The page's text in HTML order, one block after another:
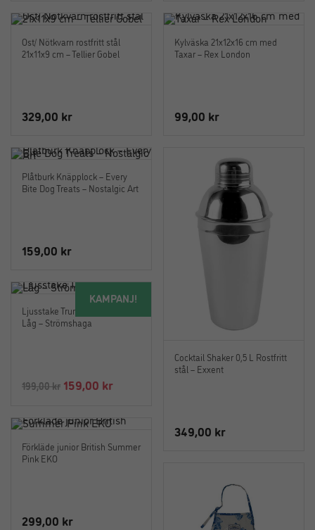
Kylväska 21x12x16 cm med
Taxar – Rex London
99,00 kr
Ost/ Nötkvarn rostfritt stål
21x11x9 cm – Tellier Gobel
329,00 kr
Cocktail Shaker 0,5 L Rostfritt
stål – Exxent
349,00 kr
Plåtburk Knäpplock – Every
Bite Dog Treats – Nostalgic Art
159,00 kr
KAMPANJ!
Ljusstake Trumpet Mässing
Låg – Strömshaga
199,00kr Det
priset
159,00 krDet
priset
Förkläde junior British Summer
Pink EKO
299,00 kr